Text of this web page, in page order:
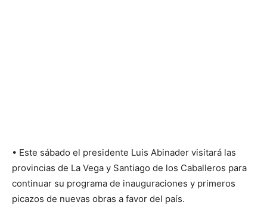
• Este sábado el presidente Luis Abinader visitará las
provincias de La Vega y Santiago de los Caballeros para
continuar su programa de inauguraciones y primeros
picazos de nuevas obras a favor del país.